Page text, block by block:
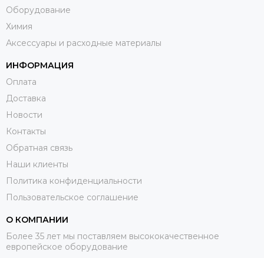
Оборудование
Химия
Аксессуары и расходные материалы
ИНФОРМАЦИЯ
Оплата
Доставка
Новости
Контакты
Обратная связь
Наши клиенты
Политика конфиденциальности
Пользовательское соглашение
О КОМПАНИИ
Более 35 лет мы поставляем высококачественное
европейское оборудование